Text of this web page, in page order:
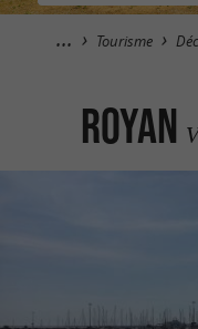
Tourisme
Royan